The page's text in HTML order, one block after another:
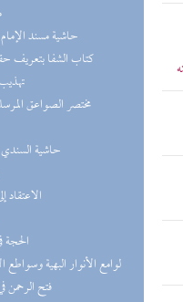
(6) حاشية مسند
(5) كتاب الشفا
(5)
(5) حاشية
(4)
(4)
(3) لوامع الأنوار البهية وسواطع
(3) فتح